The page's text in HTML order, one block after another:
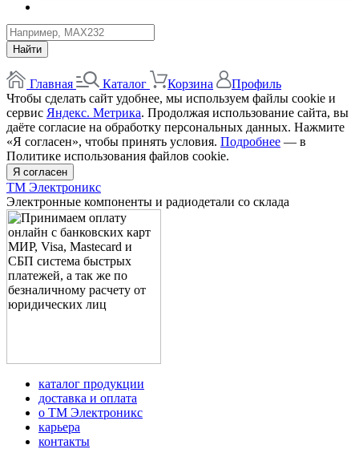
Найти
Главная Каталог Корзина
Профиль
Чтобы сделать сайт удобнее, мы используем файлы cookie и
сервис Яндекс. Метрика. Продолжая использование сайта, вы
даёте согласие на обработку персональных данных. Нажмите
«Я согласен», чтобы принять условия. Подробнее — в
Политике использования файлов cookie.
Я согласен
ТМ Электроникс
Электронные компоненты и радиодетали со склада
каталог продукции
доставка и оплата
о ТМ Электроникс
карьера
контакты